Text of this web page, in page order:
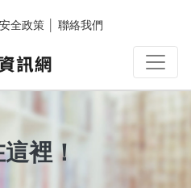
全政策 聯絡我們
裡！